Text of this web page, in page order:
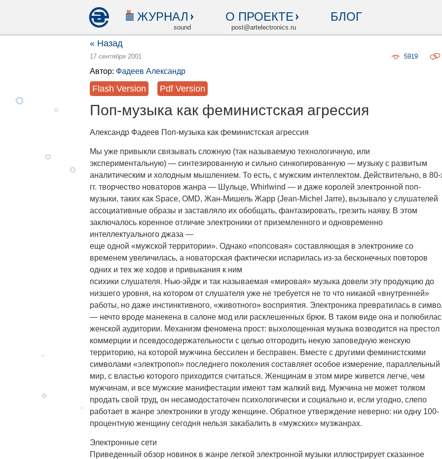
ЖУРНАЛ
sound
О ПРОЕКТЕ
post@artelectronics.ru
БЛОГ
« Назад
17 сентября 2001 5919
Автор: Фадеев Александр
Flash Version Pdf Version
Поп-музыка как феминистская агрессия
Александр Фадеев Поп-музыка как феминистская агрессия
Мы уже привыкли связывать сложную (так называемую технологичную, или
экспериментальную) — синтезированную и сильно синкопированную — музыку с развитым
аналитическим и холодным мышлением. То есть, с мужским интеллектом. Действительно, в 80-
гг. творчество новаторов жанра — Шульце, Whirlwind — и даже королей электронной поп-
музыки, таких как Space, OMD, Жан-Мишель Жарр (Jean-Michel Jarre), вызывало у слушателей
ассоциативные образы и заставляло их обобщать, фантазировать, грезить наяву. В этом
заключалось коренное отличие электроники от приземленного и одновременно
интеллектуального джаза —
еще одной «мужской территории». Однако «попсовая» составляющая в электронике со
временем увеличилась, а новаторская фактически испарилась из-за бесконечных повторов
одних и тех же ходов и привыкания к ним
психики слушателя. Нью-эйдж и так называемая «мировая» музыка довели эту продукцию до
низшего уровня, на котором от слушателя уже не требуется не то что никакой «внутренней»
работы, но даже инстинктивного, «животного» восприятия. Электроника превратилась в
— нечто вроде манекена в салоне мод или расклешенных брюк. В таком виде она и
женской аудитории. Механизм феномена прост: выхолощенная музыка возводится на престол
коммерции и псевдосодержательности с целью отгородить некую заповедную женскую
территорию, на которой мужчина бессилен и бесправен. Вместе с другими феминистскими
символами «электропоп» последнего поколения составляет особое измерение, параллельный
мир, с властью которого приходится считаться. Женщинам в этом мире живется легче, чем
мужчинам, и все мужские манифестации имеют там жалкий вид. Мужчина не может толком
продать свой труд, он несамодостаточен психологически и социально и, если угодно, слепо
работает в жанре электроники в угоду женщине. Обратное утверждение неверно: ни одну 100-
процентную женщину сегодня нельзя закабалить в «мужских» музжанрах.
Электронные сети
Приведенный обзор новинок в жанре легкой электронной музыки иллюстрирует сказанное